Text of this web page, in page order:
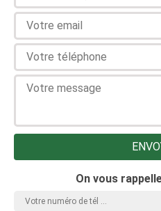
On vous